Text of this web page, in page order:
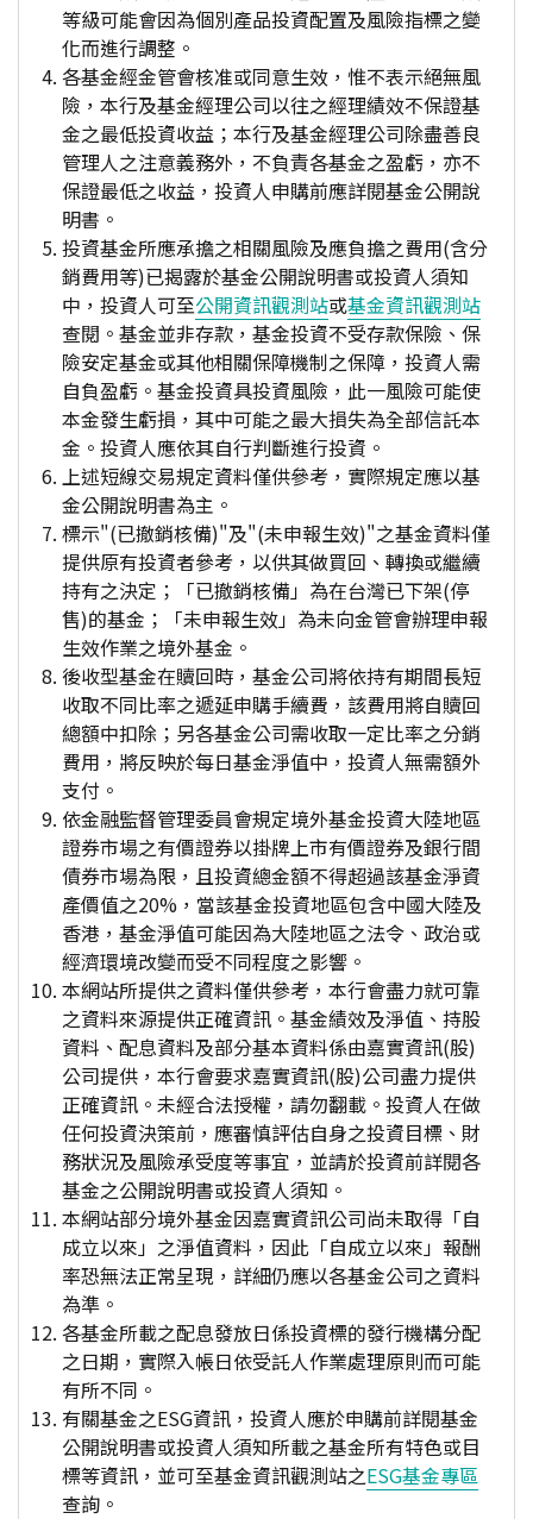
等級可能會因為個別產品投資配置及風險指標之變
化而進行調整。
各基金經金管會核准或同意生效，惟不表示絕無風
險，本行及基金經理公司以往之經理績效不保證基
金之最低投資收益；本行及基金經理公司除盡善良
管理人之注意義務外，不負責各基金之盈虧，亦不
保證最低之收益，投資人申購前應詳閱基金公開說
明書。
投資基金所應承擔之相關風險及應負擔之費用(含分
銷費用等)已揭露於基金公開說明書或投資人須知
中，投資人可至公開資訊觀測站或基金資訊觀測站
查閱。基金並非存款，基金投資不受存款保險、保
險安定基金或其他相關保障機制之保障，投資人需
自負盈虧。基金投資具投資風險，此一風險可能使
本金發生虧損，其中可能之最大損失為全部信託本
金。投資人應依其自行判斷進行投資。
上述短線交易規定資料僅供參考，實際規定應以基
金公開說明書為主。
標示"(已撤銷核備)"及"(未申報生效)"之基金資料僅
提供原有投資者參考，以供其做買回、轉換或繼續
持有之決定；「已撤銷核備」為在台灣已下架(停
售)的基金；「未申報生效」為未向金管會辦理申報
生效作業之境外基金。
後收型基金在贖回時，基金公司將依持有期間長短
收取不同比率之遞延申購手續費，該費用將自贖回
總額中扣除；另各基金公司需收取一定比率之分銷
費用，將反映於每日基金淨值中，投資人無需額外
支付。
依金融監督管理委員會規定境外基金投資大陸地區
證券市場之有價證券以掛牌上市有價證券及銀行間
債券市場為限，且投資總金額不得超過該基金淨資
產價值之20%，當該基金投資地區包含中國大陸及
香港，基金淨值可能因為大陸地區之法令、政治或
經濟環境改變而受不同程度之影響。
本網站所提供之資料僅供參考，本行會盡力就可靠
之資料來源提供正確資訊。基金績效及淨值、持股
資料、配息資料及部分基本資料係由嘉實資訊(股)
公司提供，本行會要求嘉實資訊(股)公司盡力提供
正確資訊。未經合法授權，請勿翻載。投資人在做
任何投資決策前，應審慎評估自身之投資目標、財
務狀況及風險承受度等事宜，並請於投資前詳閱各
基金之公開說明書或投資人須知。
本網站部分境外基金因嘉實資訊公司尚未取得「自
成立以來」之淨值資料，因此「自成立以來」報酬
率恐無法正常呈現，詳細仍應以各基金公司之資料
為準。
各基金所載之配息發放日係投資標的發行機構分配
之日期，實際入帳日依受託人作業處理原則而可能
有所不同。
有關基金之ESG資訊，投資人應於申購前詳閱基金
公開說明書或投資人須知所載之基金所有特色或目
標等資訊，並可至基金資訊觀測站之ESG基金專區
查詢。